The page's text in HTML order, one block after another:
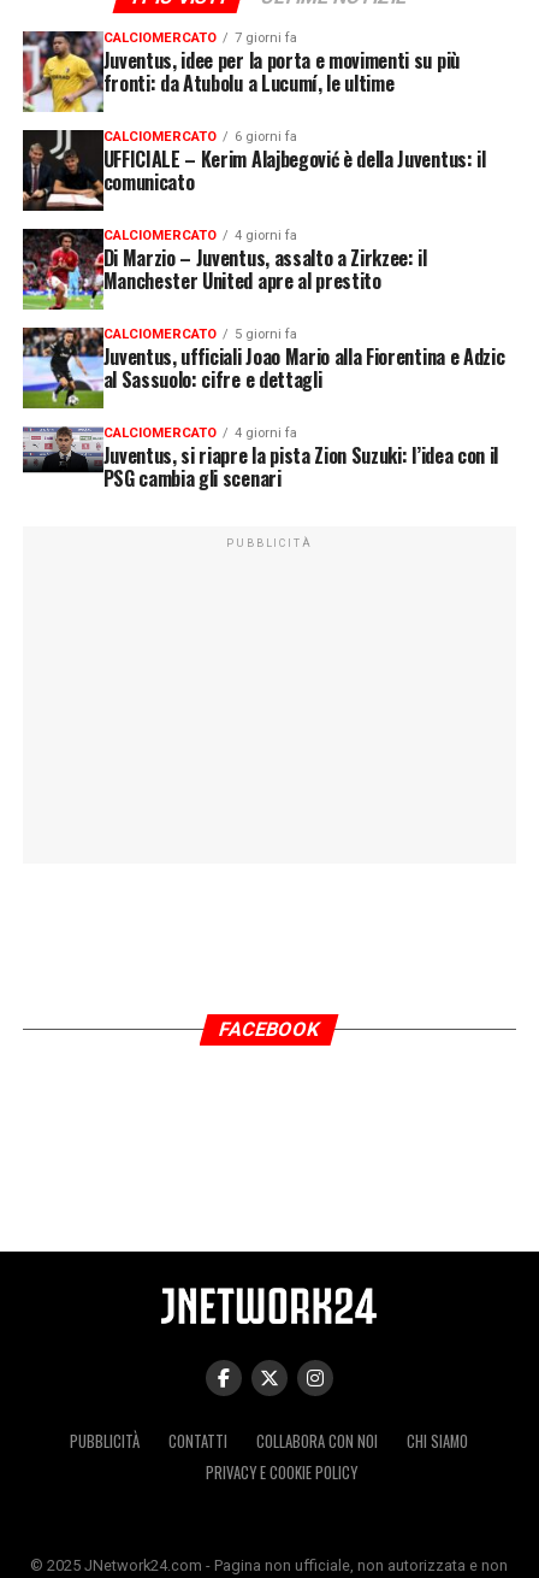
CALCIOMERCATO 7 giorni fa
Juventus, idee per la porta e movimenti su più
fronti: da Atubolu a Lucumí, le ultime
CALCIOMERCATO 6 giorni fa
UFFICIALE – Kerim Alajbegović è della Juventus: il
comunicato
CALCIOMERCATO 4 giorni fa
Di Marzio – Juventus, assalto a Zirkzee: il
Manchester United apre al prestito
CALCIOMERCATO 5 giorni fa
Juventus, ufficiali Joao Mario alla Fiorentina e Adzic
al Sassuolo: cifre e dettagli
CALCIOMERCATO 4 giorni fa
Juventus, si riapre la pista Zion Suzuki: l’idea con il
PSG cambia gli scenari
PUBBLICITÀ
FACEBOOK
PUBBLICITÀ CONTATTI COLLABORA CON NOI
CHI SIAMO
PRIVACY E COOKIE POLICY
© 2025 JNetwork24.com - Pagina non ufficiale, non autorizzata e non